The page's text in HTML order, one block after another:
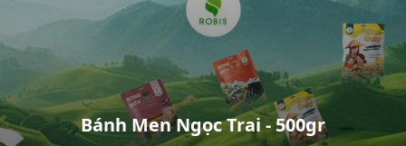
Bánh Men Ngọc Trai - 500gr